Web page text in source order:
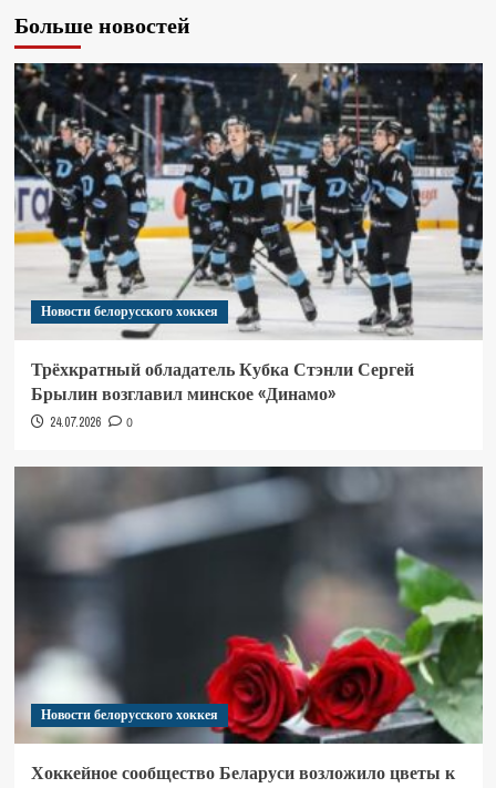
Больше новостей
Новости белорусского хоккея
Трёхкратный обладатель Кубка Стэнли Сергей
Брылин возглавил минское «Динамо»
24.07.2026 0
Новости белорусского хоккея
Хоккейное сообщество Беларуси возложило цветы к